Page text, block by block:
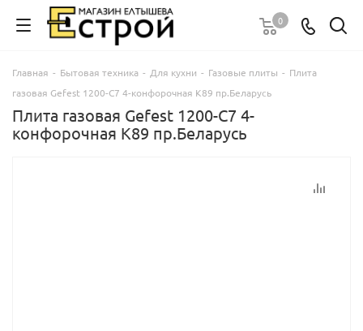
0
Главная - Бытовая техника - Для кухни - Газовые плиты - Плита
газовая Gefest 1200-С7 4-конфорочная К89 пр.Беларусь
Плита газовая Gefest 1200-С7 4-
конфорочная К89 пр.Беларусь